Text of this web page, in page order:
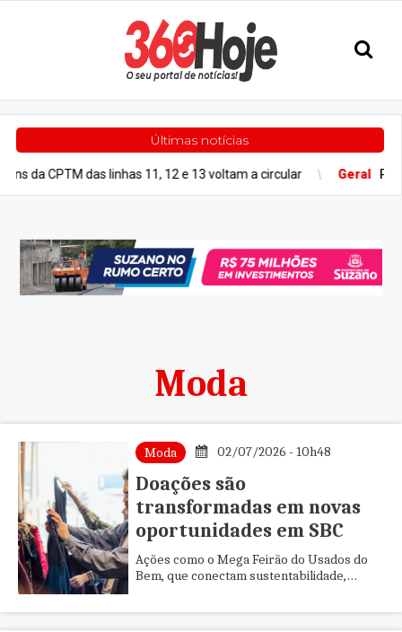
Últimas notícias
das linhas 11, 12 e 13 voltam a circular Geral Previsão
Moda
Moda 02/07/2026 - 10h48
Doações são
transformadas em novas
oportunidades em SBC
Ações como o Mega Feirão do Usados do
Bem, que conectam sustentabilidade,